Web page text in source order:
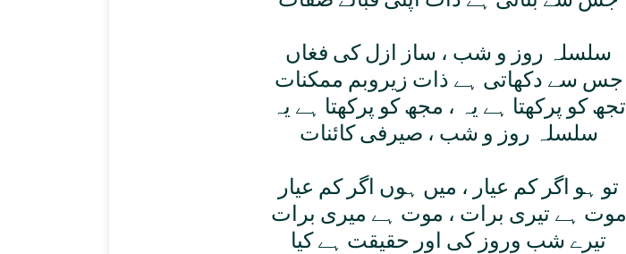
سلسلہ روز و شب ، ساز ازل کی فغاں
جس سے دکھاتی ہے ذات زيروبم ممکنات
تجھ کو پرکھتا ہے يہ ، مجھ کو پرکھتا ہے يہ
سلسلہ روز و شب ، صيرفی کائنات
تو ہو اگر کم عيار ، ميں ہوں اگر کم عيار
موت ہے تيری برات ، موت ہے ميری برات
تيرے شب وروز کی اور حقيقت ہے کيا